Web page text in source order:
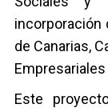
incorporación
de Canarias,
Este